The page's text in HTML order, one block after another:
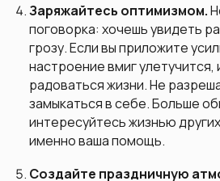
Заряжайтесь оптимизмом.
поговорка: хочешь увидеть
грозу. Если вы приложите
настроение вмиг улетучится,
радоваться жизни. Не
замыкаться в себе. Больше
интересуйтесь жизнью
именно ваша помощь.
Создайте праздничную